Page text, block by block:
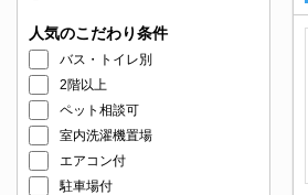
人気のこだわり条件
バス・トイレ別
2階以上
ペット相談可
室内洗濯機置場
エアコン付
駐車場付